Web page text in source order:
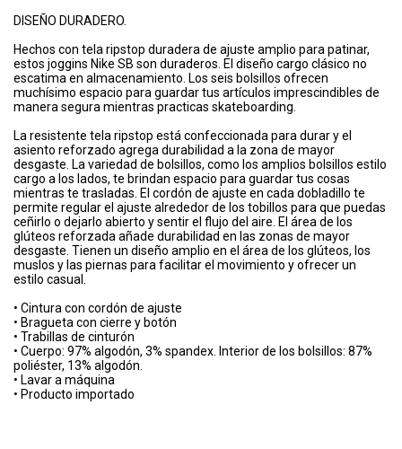
DISEÑO DURADERO.
Hechos con tela ripstop duradera de ajuste amplio para patinar,
estos joggins Nike SB son duraderos. El diseño cargo clásico no
escatima en almacenamiento. Los seis bolsillos ofrecen
muchísimo espacio para guardar tus artículos imprescindibles de
manera segura mientras practicas skateboarding.
La resistente tela ripstop está confeccionada para durar y el
asiento reforzado agrega durabilidad a la zona de mayor
desgaste. La variedad de bolsillos, como los amplios bolsillos estilo
cargo a los lados, te brindan espacio para guardar tus cosas
mientras te trasladas. El cordón de ajuste en cada dobladillo te
permite regular el ajuste alrededor de los tobillos para que puedas
ceñirlo o dejarlo abierto y sentir el flujo del aire. El área de los
glúteos reforzada añade durabilidad en las zonas de mayor
desgaste. Tienen un diseño amplio en el área de los glúteos, los
muslos y las piernas para facilitar el movimiento y ofrecer un
estilo casual.
• Cintura con cordón de ajuste
• Bragueta con cierre y botón
• Trabillas de cinturón
• Cuerpo: 97% algodón, 3% spandex. Interior de los bolsillos: 87%
poliéster, 13% algodón.
• Lavar a máquina
• Producto importado